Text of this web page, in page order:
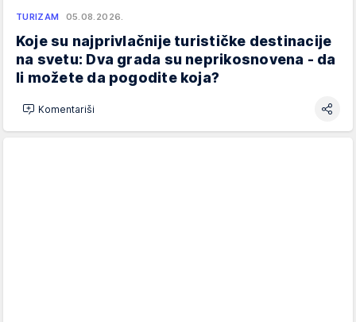
TURIZAM 05.08.2026.
Koje su najprivlačnije turističke destinacije
na svetu: Dva grada su neprikosnovena - da
li možete da pogodite koja?
Komentariši